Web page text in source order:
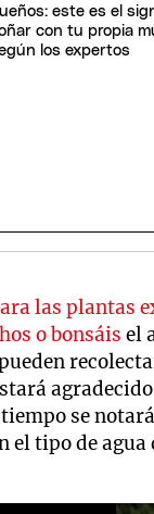
este es el
con tu propia
los expertos
las plantas
o bonsáis el
se
el tipo de agua